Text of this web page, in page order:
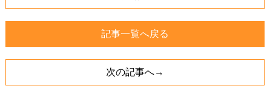
記事一覧へ戻る
次の記事へ→